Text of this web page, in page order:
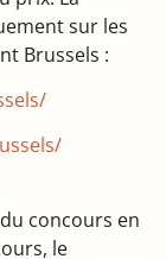
sur les
Brussels :
concours en
le